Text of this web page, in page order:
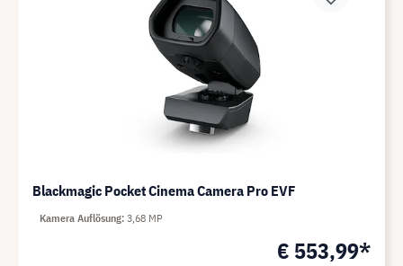
Blackmagic Pocket Cinema Camera Pro EVF
€ 553,99*
Kamera Auflösung 3,68 MP